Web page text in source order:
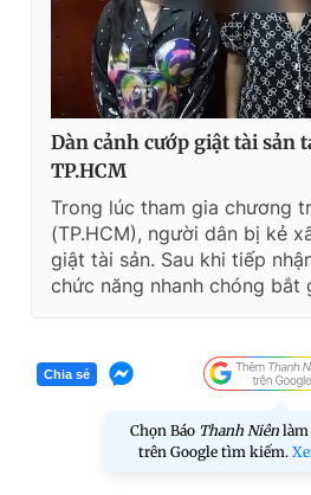
Dàn cảnh cướp giật tài sản
TP.HCM
Trong lúc tham gia chương
(TP.HCM), người dân bị kẻ
giật tài sản. Sau khi tiếp
chức năng nhanh chóng bắt
Chia sẻ
Chọn Báo Thanh Niên làm
trên Google tìm kiếm.